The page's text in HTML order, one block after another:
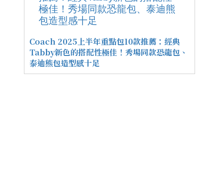
Coach 2025上半年重點包10款推薦：經典
Tabby新色的搭配性極佳！秀場同款恐龍包、
泰迪熊包造型感十足